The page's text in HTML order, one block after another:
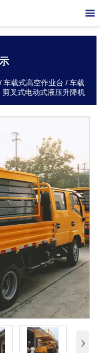

/ 车载式高空作业台 / 车载
叉式电动式液压升降机
›